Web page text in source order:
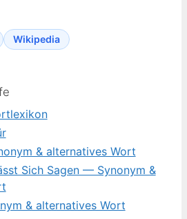
Wikipedia
& alternatives Wort
Sich Sagen — Synonym &
& alternatives Wort